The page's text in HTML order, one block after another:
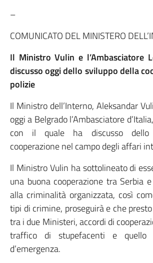
–
COMUNICATO DEL MINISTERO
Il Ministro Vulin e l’Ambasciatore
discusso oggi dello sviluppo della
polizie
Il Ministro dell’Interno, Aleksandar
oggi a Belgrado l’Ambasciatore
con il quale ha discusso dello
cooperazione nel campo degli affari
Il Ministro Vulin ha sottolineato di
una buona cooperazione tra Serbia
alla criminalità organizzata, così
tipi di crimine, proseguirà e che
tra i due Ministeri, accordi di
traffico di stupefacenti e quello
d’emergenza.